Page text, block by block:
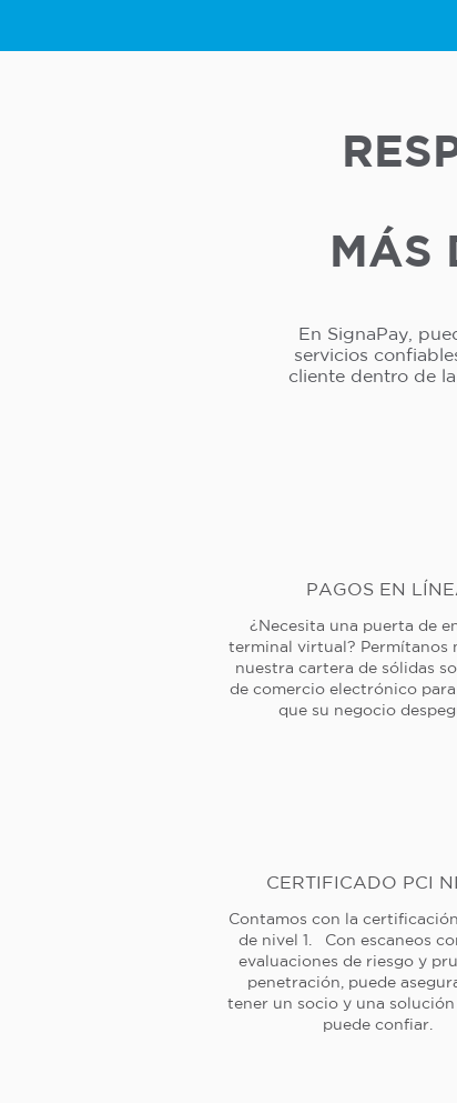
MÁS
En SignaPay,
servicios
cliente dentro de
PAGOS EN
¿Necesita una puerta de
terminal virtual? Permítanos
nuestra cartera de sólidas
de comercio electrónico
que su negocio
CERTIFICADO PCI
Contamos con la certificación
de nivel 1. Con escaneos
evaluaciones de riesgo y
penetración, puede
tener un socio y una solución
puede confiar.